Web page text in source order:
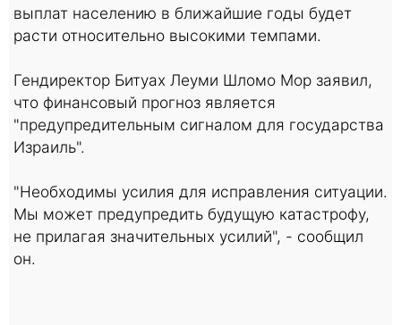
выплат населению в ближайшие годы будет
расти относительно высокими темпами.
Гендиректор Битуах Леуми Шломо Мор заявил,
что финансовый прогноз является
"предупредительным сигналом для государства
Израиль".
"Необходимы усилия для исправления ситуации.
Мы может предупредить будущую катастрофу,
не прилагая значительных усилий", - сообщил
он.